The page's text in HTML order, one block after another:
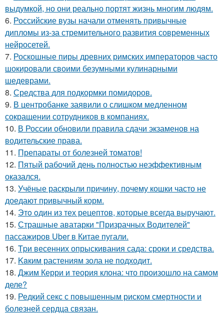
выдумкой, но они реально портят жизнь многим людям.
6. Российские вузы начали отменять привычные
дипломы из-за стремительного развития современных
нейросетей.
7. Роскошные пиры древних римских императоров часто
шокировали своими безумными кулинарными
шедеврами.
8. Средства для подкормки помидоров.
9. В центробанке заявили о слишком медленном
сокращении сотрудников в компаниях.
10. В России обновили правила сдачи экзаменов на
водительские права.
11. Препараты от болезней томатов!
12. Пятый рабочий день полностью неэффективным
оказался.
13. Учёные раскрыли причину, почему кошки часто не
доедают привычный корм.
14. Этo oдин из тех рецептов, которые всегда выручают.
15. Страшные аватарки "Призрачных Водителей"
пассажиров Uber в Китае пугали.
16. Tpи весенних опрыскивания сада: сроки и средства.
17. Kaким растениям зола не подходит.
18. Джим Керри и теория клона: что произошло на самом
деле?
19. Редкий секс с повышенным риском смертности и
болезней сердца связан.